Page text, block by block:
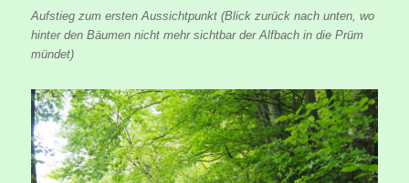
Aufstieg zum ersten Aussichtpunkt (Blick zurück nach unten, wo
hinter den Bäumen nicht mehr sichtbar der Alfbach in die Prüm
mündet)